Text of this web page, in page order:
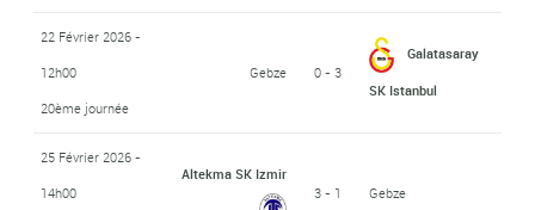
22 Février 2026 -
12h00
20ème journée
Gebze 0 - 3
Galatasaray
SK Istanbul
25 Février 2026 -
14h00
Altekma SK Izmir
3 - 1
Gebze